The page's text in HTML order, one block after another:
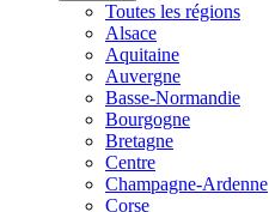
Toutes les régions
Alsace
Aquitaine
Auvergne
Basse-Normandie
Bourgogne
Bretagne
Centre
Champagne-Ardenne
Corse